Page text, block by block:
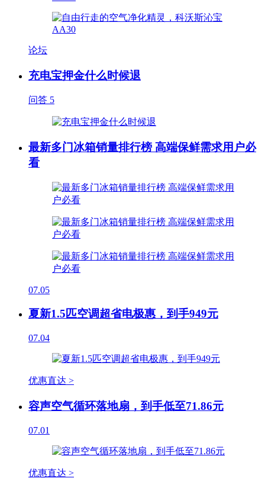
论坛
充电宝押金什么时候退
问答 5
最新多门冰箱销量排行榜 高端保鲜需求用户必
看
07.05
夏新1.5匹空调超省电极惠，到手949元
07.04
优惠直达 >
容声空气循环落地扇，到手低至71.86元
07.01
优惠直达 >